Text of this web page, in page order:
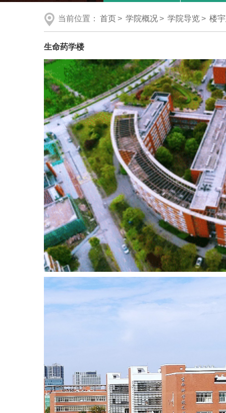
当前位置： 首页> 学院概况> 学院导览> 楼
生命药学楼